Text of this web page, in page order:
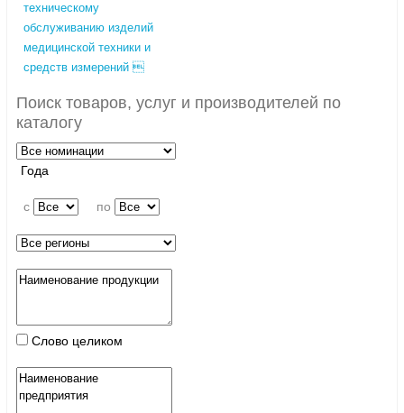
техническому
обслуживанию изделий
медицинской техники и
средств измерений 
Поиск товаров, услуг и производителей по
каталогу
Года
c по
Слово целиком